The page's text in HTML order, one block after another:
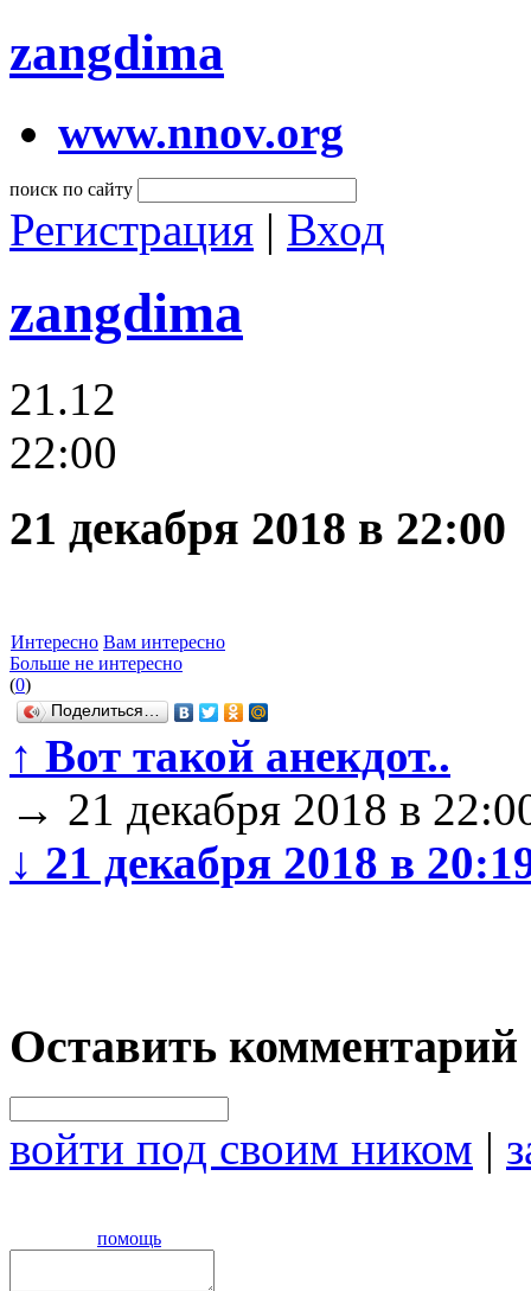
zangdima
www.nnov.org
поиск по сайту
Регистрация | Вход
zangdima
21.12
22:00
21 декабря 2018 в 22:00
Интересно Вам интересно
Больше не интересно
(0)
Поделиться…
↑ Вот такой анекдот..
→ 21 декабря 2018 в
↓ 21 декабря 2018 в
Оставить комментарий
войти под своим ником |
помощь